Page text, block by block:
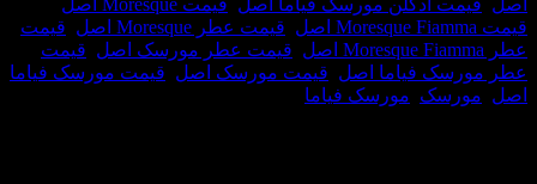
,قیمت عطر Moresque اصل ,قیمت
,قیمت عطر مورسک اصل, قیمت
فیاما اصل ,قیمت مورسک اصل, قیمت مورسک فیاما
,مورسک فیاما